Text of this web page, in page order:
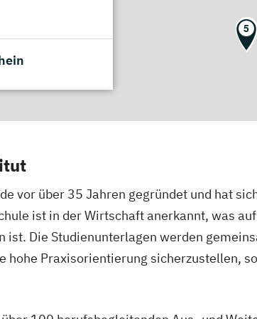
5
vor über 35 Jahren gegründet und hat
ist in der Wirtschaft anerkannt, was
ist. Die Studienunterlagen werden
hohe Praxisorientierung sicherzustellen,